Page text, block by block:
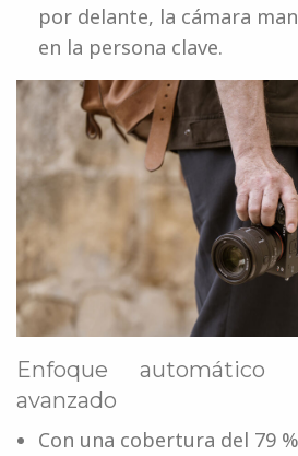
por delante, la cámara
en la persona clave.
Enfoque automático
avanzado
Con una cobertura del 79